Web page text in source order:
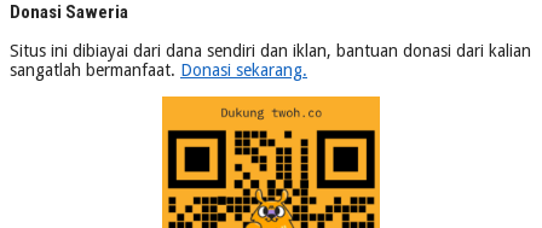
Donasi Saweria
Situs ini dibiayai dari dana sendiri dan iklan, bantuan donasi dari kalian
sangatlah bermanfaat. Donasi sekarang.